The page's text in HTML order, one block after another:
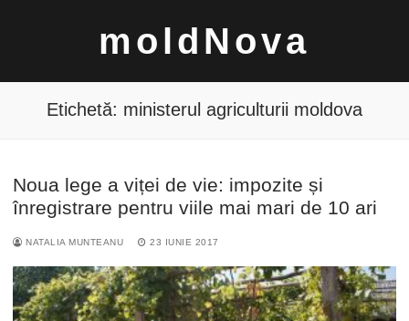
moldNova
Caută
după:
Etichetă: ministerul agriculturii moldova
Noua lege a viței de vie: impozite și
înregistrare pentru viile mai mari de 10 ari
NATALIA MUNTEANU 23 IUNIE 2017